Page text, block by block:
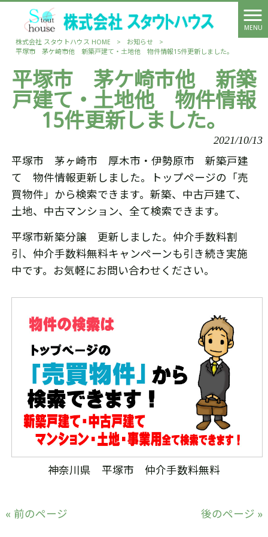
MENU
株式会社 スタウトハウス HOME
> お知らせ
>
平塚市 茅ケ崎市他 新築戸建て・土地他 物件情報15件更新しました。
平塚市 茅ケ崎市他 新築
戸建て・土地他 物件情報
15件更新しました。
2021/10/13
平塚市 茅ヶ崎市 厚木市・伊勢原市 新築戸建
て 物件情報更新しました。トップページの「売
買物件」から検索できます。新築、中古戸建て、
土地、中古マンション、全て検索できます。
平塚市新築分譲 更新しました。仲介手数料割
引、仲介手数料無料キャンペーンも引き続き実施
中です。お気軽にお問い合わせください。
神奈川県 平塚市 仲介手数料無料
« 前のページ 後のページ »